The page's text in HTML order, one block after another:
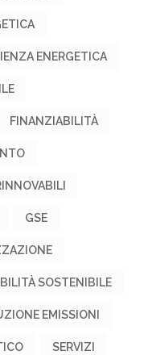
ENERGETICA
FINANZIABILITÀ
GSE
SOSTENIBILE
EMISSIONI
SERVIZI